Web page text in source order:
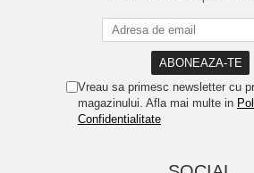
Vreau sa primesc newsletter cu
magazinului. Afla mai multe in